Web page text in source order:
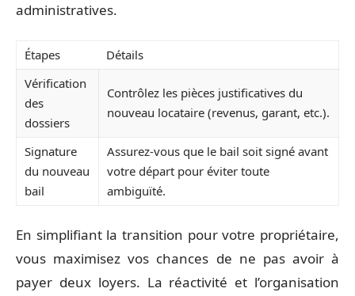
administratives.
Étapes
Détails
Vérification
des
dossiers
Contrôlez les pièces justificatives du
nouveau locataire (revenus, garant, etc.).
Signature
du nouveau
bail
Assurez-vous que le bail soit signé avant
votre départ pour éviter toute
ambiguïté.
En simplifiant la transition pour votre propriétaire,
vous maximisez vos chances de ne pas avoir à
payer deux loyers. La réactivité et l’organisation